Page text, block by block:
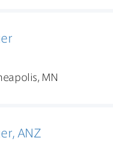
MN
ANZ